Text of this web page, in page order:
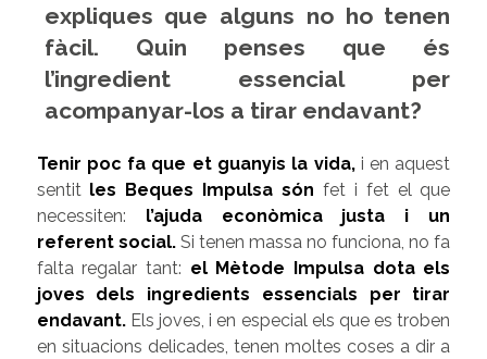
expliques que alguns no ho tenen
fàcil. Quin penses que és
l’ingredient essencial per
acompanyar-los a tirar endavant?
Tenir poc fa que et guanyis la vida,i en aquest
sentit les Beques Impulsa són fet i fet el que
necessiten: l’ajuda econòmica justa i un
referent social.Si tenen massa no funciona, no fa
falta regalar tant: el Mètode Impulsa dota els
joves dels ingredients essencials per tirar
endavant.Els joves, i en especial els que es troben
en situacions delicades, tenen moltes coses a dir a